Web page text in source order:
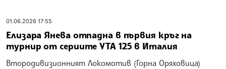
01.06.2026 17:55
Елизара Янева отпадна в първия кръг на
турнир от сериите УТА 125 в Италия
Втородивизионният Локомотив (Горна Оряховица)